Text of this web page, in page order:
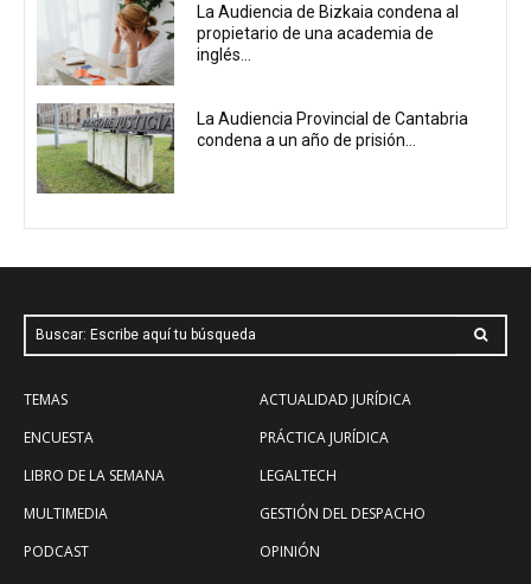
La Audiencia de Bizkaia condena al
propietario de una academia de
inglés...
La Audiencia Provincial de Cantabria
condena a un año de prisión...
Buscar: Escribe aquí tu búsqueda
TEMAS
ENCUESTA
LIBRO DE LA SEMANA
MULTIMEDIA
PODCAST
ACTUALIDAD JURÍDICA
PRÁCTICA JURÍDICA
LEGALTECH
GESTIÓN DEL DESPACHO
OPINIÓN